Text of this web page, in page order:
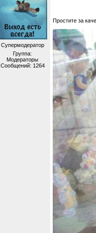
Супермодератор
Группа:
Модераторы
Сообщений: 1264
Простите за